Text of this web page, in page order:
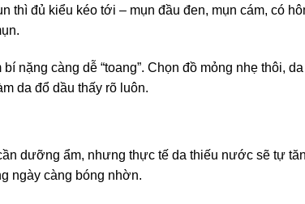
thì đủ kiểu kéo tới – mụn đầu đen, mụn cám, có
nặng càng dễ “toang”. Chọn đồ mỏng nhẹ thôi,
da đổ dầu thấy rõ luôn.
dưỡng ẩm, nhưng thực tế da thiếu nước sẽ tự
ngày càng bóng nhờn.